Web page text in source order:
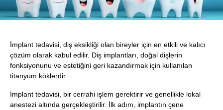
İmplant tedavisi, diş eksikliği olan bireyler için en etkili ve kalıcı
çözüm olarak kabul edilir. Diş implantları, doğal dişlerin
fonksiyonunu ve estetiğini geri kazandırmak için kullanılan
titanyum köklerdir.
İmplant tedavisi, bir cerrahi işlem gerektirir ve genellikle lokal
anestezi altında gerçekleştirilir. İlk adım, implantın çene